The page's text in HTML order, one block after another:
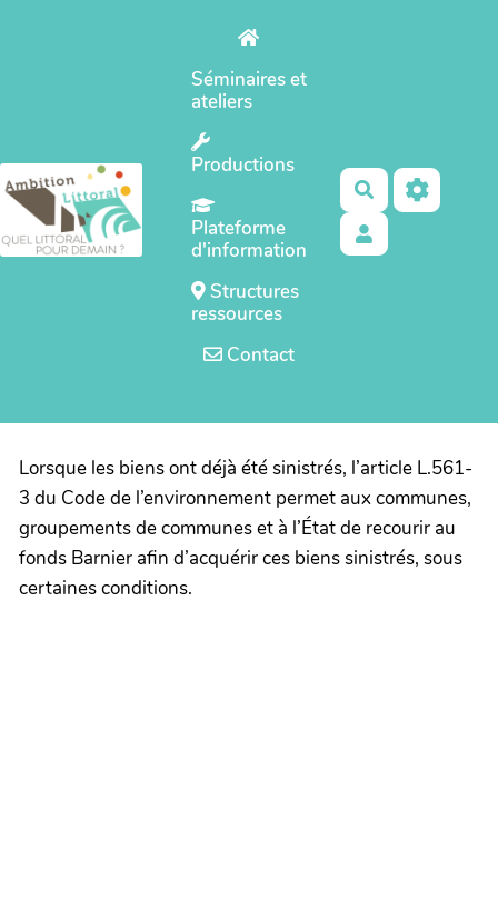
Séminaires et
ateliers
Productions
Plateforme
d'information
Structures
ressources
Contact
Rechercher
Lorsque les biens ont déjà été sinistrés, l’article L.561-
3 du Code de l’environnement permet aux communes,
groupements de communes et à l’État de recourir au
fonds Barnier afin d’acquérir ces biens sinistrés, sous
certaines conditions.